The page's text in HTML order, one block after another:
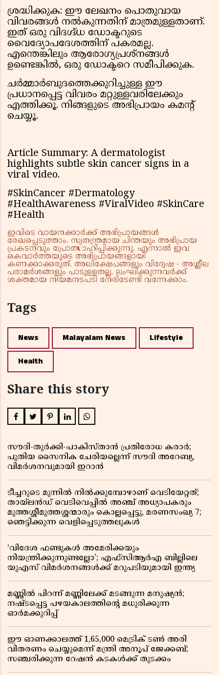
ശ്രദ്ധിക്കുക: ഈ ലേഖനം പൊതുവായ
വിവരങ്ങൾ നൽകുന്നതിന് മാത്രമുള്ളതാണ്.
ഇത് ഒരു വിദഗ്ദ്ധ ഡോക്ടറുടെ
വൈദ്യോപദേശത്തിന് പകരമല്ല.
എന്തെങ്കിലും ആരോഗ്യപ്രശ്നങ്ങൾ
ഉണ്ടെങ്കിൽ, ഒരു ഡോക്ടറെ സമീപിക്കുക.
ചർമ്മാർബുദത്തെക്കുറിച്ചുള്ള ഈ
പ്രധാനപ്പെട്ട വിവരം മറ്റുള്ളവരിലേക്കും
എത്തിക്കൂ. നിങ്ങളുടെ അഭിപ്രായം കമന്റ്
ചെയ്യൂ.
Article Summary: A dermatologist
highlights subtle skin cancer signs in a
viral video.
#SkinCancer #Dermatology
#HealthAwareness #ViralVideo #SkinCare
#Health
ഇവിടെ വായനക്കാർക്ക് അഭിപ്രായങ്ങൾ
രേഖപ്പെടുത്താം. സ്വതന്ത്രമായ ചിന്തയും അഭിപ്രായ
പ്രകടനവും പ്രോത്സാഹിപ്പിക്കുന്നു. എന്നാൽ ഇവ
കെവാർത്തയുടെ അഭിപ്രായങ്ങളായി
കണക്കാക്കരുത്. അധിക്ഷേപങ്ങളും വിദ്വേഷ - അശ്ലീല
പരാമർശങ്ങളും പാടുള്ളതല്ല. ലംഘിക്കുന്നവർക്ക്
ശക്തമായ നിയമനടപടി നേരിടേണ്ടി വന്നേക്കാം.
Tags
News Malayalam News Lifestyle
Health
Share this story
സൗദി-തുർക്കി-പാകിസ്താൻ പ്രതിരോധ കരാർ;
പുതിയ സൈനിക ചേരിയല്ലെന്ന് സൗദി അറേബ്യ,
വിമർശനവുമായി ഇറാൻ
ടീച്ചറുടെ മുന്നിൽ നിൽക്കുമ്പോഴാണ് വെടിയേറ്റത്;
തായ്‌ലൻഡ് വെടിവെപ്പിൽ അഞ്ച് അധ്യാപകരും
മുത്തശ്ശീമുത്തശ്ശന്മാരും കൊല്ലപ്പെട്ടു, മരണസംഖ്യ 7;
ഞെട്ടിക്കുന്ന വെളിപ്പെടുത്തലുകൾ
‘വിദേശ ഫണ്ടുകൾ അമേരിക്കയും
നിയന്ത്രിക്കുന്നുണ്ടല്ലോ’; എഫ്സിആർഎ ബില്ലിലെ
യുഎസ് വിമർശനങ്ങൾക്ക് മറുപടിയുമായി ഇന്ത്യ
മണ്ണിൽ പിറന്ന് മണ്ണിലേക്ക് മടങ്ങുന്ന മനുഷ്യൻ;
നഷ്ടപ്പെട്ട പഴയകാലത്തിൻ്റെ മധുരിക്കുന്ന
ഓർമക്കുറിപ്പ്
ഈ ഓണക്കാലത്ത് 1,65,000 മെട്രിക് ടൺ അരി
വിതരണം ചെയ്യുമെന്ന് മന്ത്രി അനൂപ് ജേക്കബ്;
സഞ്ചരിക്കുന്ന റേഷൻ കടകൾക്ക് തുടക്കം